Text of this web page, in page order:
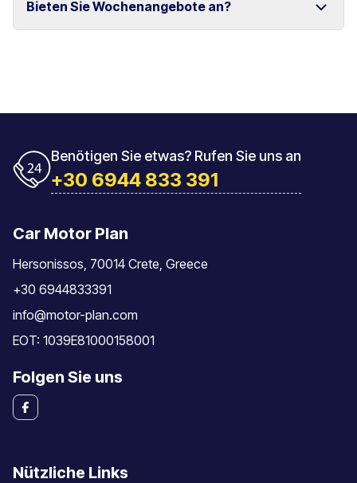
und Rethymno.
Das Fahrzeug muss mit der gleichen Tankfüllung
Bieten Sie Wochenangebote an?
Benötigen Sie etwas? Rufen Sie uns an
+30 6944 833 391
Car Motor Plan
Hersonissos, 70014 Crete, Greece
+30 6944833391
info@motor-plan.com
EOT: 1039E81000158001
Folgen Sie uns
Nützliche Links